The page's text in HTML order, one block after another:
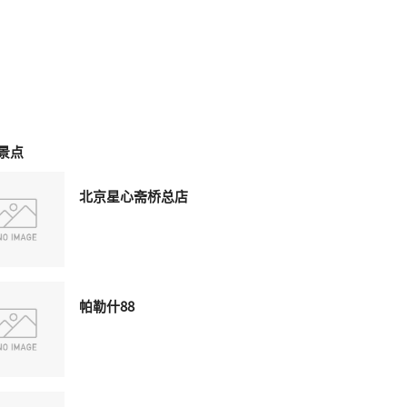
点
北京星心斋桥总店
帕勒什88